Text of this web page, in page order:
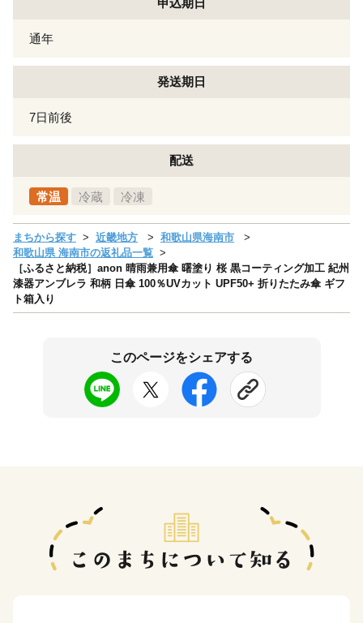
通年
発送期日
7日前後
配送
常温 冷蔵 冷凍
まちから探す 近畿地方
和歌山県海南市
和歌山県 海南市の返礼品一覧
［ふるさと納税］anon 晴雨兼用傘 曙塗り 桜 黒コーティング加工 紀州
漆器アンブレラ 和柄 日傘 100％UVカット UPF50+ 折りたたみ傘 ギフ
ト箱入り
このページをシェアする